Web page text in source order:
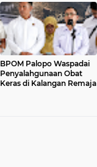
BPOM Palopo Waspadai
Penyalahgunaan Obat
Keras di Kalangan Remaja